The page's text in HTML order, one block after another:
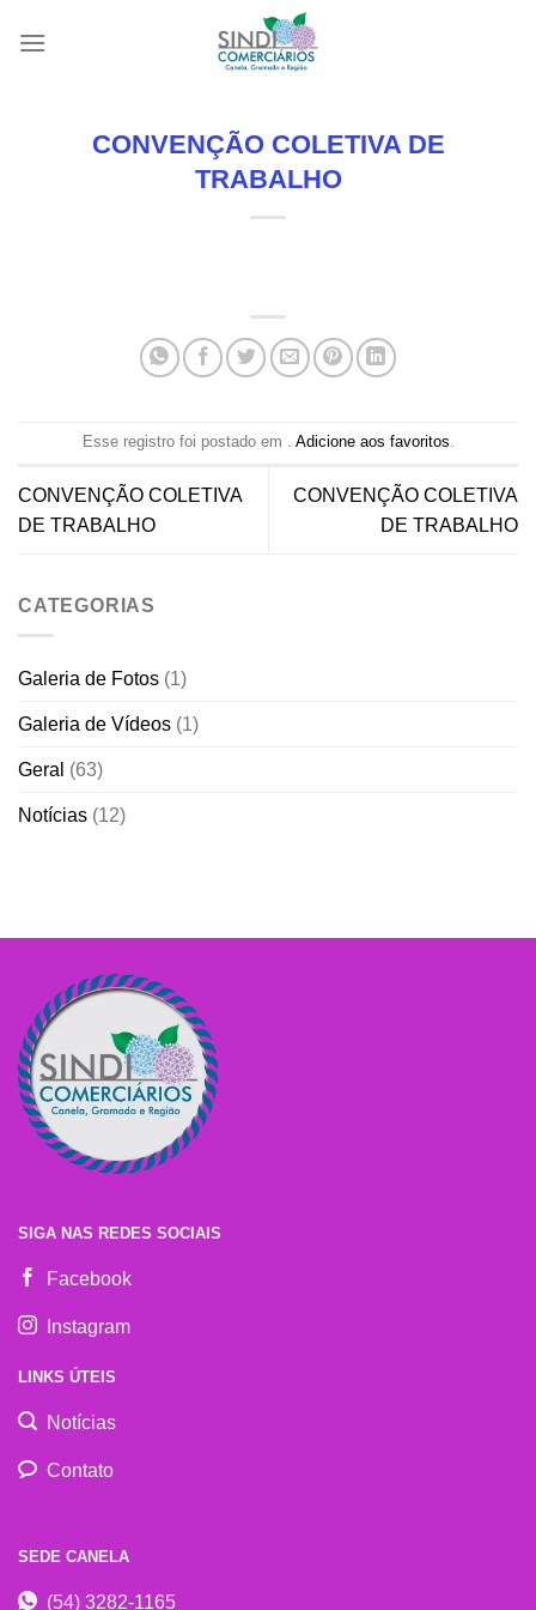
CONVENÇÃO COLETIVA DE
TRABALHO
Esse registro foi postado em . Adicione aos favoritos.
CONVENÇÃO COLETIVA
DE TRABALHO
CONVENÇÃO COLETIVA
DE TRABALHO
CATEGORIAS
Galeria de Fotos (1)
Galeria de Vídeos (1)
Geral (63)
Notícias (12)
SIGA NAS REDES SOCIAIS
Facebook
Instagram
LINKS ÚTEIS
Notícias
Contato
SEDE CANELA
(54) 3282-1165